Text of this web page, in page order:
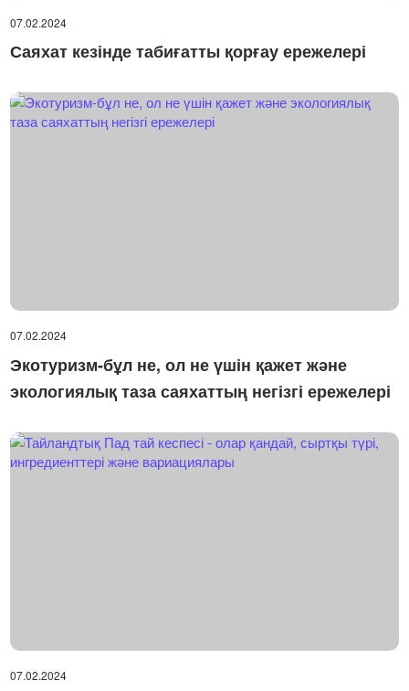
07.02.2024
Саяхат кезінде табиғатты қорғау ережелері
07.02.2024
Экотуризм-бұл не, ол не үшін қажет және
экологиялық таза саяхаттың негізгі ережелері
07.02.2024